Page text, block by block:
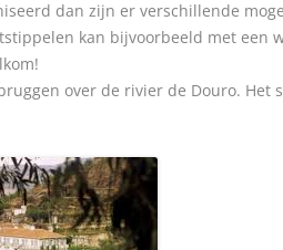
dan zijn er verschillende
kan bijvoorbeeld met een
over de rivier de Douro. Het